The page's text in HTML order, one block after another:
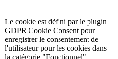
Le cookie est défini par le plugin
GDPR Cookie Consent pour
enregistrer le consentement de
l'utilisateur pour les cookies dans
la catégorie "Fonctionnel".